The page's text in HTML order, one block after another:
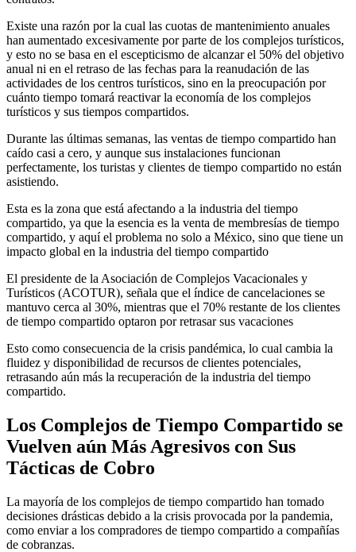
Existe una razón por la cual las cuotas de mantenimiento anuales
han aumentado excesivamente por parte de los complejos turísticos,
y esto no se basa en el escepticismo de alcanzar el 50% del objetivo
anual ni en el retraso de las fechas para la reanudación de las
actividades de los centros turísticos, sino en la preocupación por
cuánto tiempo tomará reactivar la economía de los complejos
turísticos y sus tiempos compartidos.
Durante las últimas semanas, las ventas de tiempo compartido han
caído casi a cero, y aunque sus instalaciones funcionan
perfectamente, los turistas y clientes de tiempo compartido no están
asistiendo.
Esta es la zona que está afectando a la industria del tiempo
compartido, ya que la esencia es la venta de membresías de tiempo
compartido, y aquí el problema no solo a México, sino que tiene un
impacto global en la industria del tiempo compartido
El presidente de la Asociación de Complejos Vacacionales y
Turísticos (ACOTUR), señala que el índice de cancelaciones se
mantuvo cerca al 30%, mientras que el 70% restante de los clientes
de tiempo compartido optaron por retrasar sus vacaciones
Esto como consecuencia de la crisis pandémica, lo cual cambia la
fluidez y disponibilidad de recursos de clientes potenciales,
retrasando aún más la recuperación de la industria del tiempo
compartido.
Los Complejos de Tiempo Compartido se
Vuelven aún Más Agresivos con Sus
Tácticas de Cobro
La mayoría de los complejos de tiempo compartido han tomado
decisiones drásticas debido a la crisis provocada por la pandemia,
como enviar a los compradores de tiempo compartido a compañías
de cobranzas.